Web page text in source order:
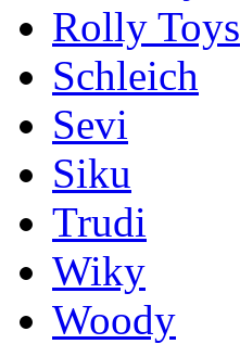
Rolly Toys
Schleich
Sevi
Siku
Trudi
Wiky
Woody